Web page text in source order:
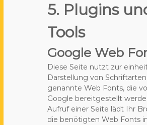
5. Plugins
Tools
Google Web
Diese Seite nutzt zur
Darstellung von
genannte Web Fonts, die
Google bereitgestellt
Aufruf einer Seite lädt Ihr
die benötigten Web Fonts